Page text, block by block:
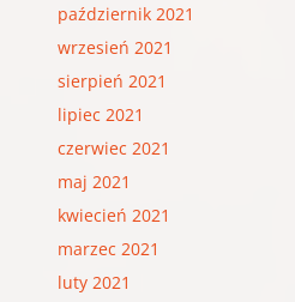
październik 2021
wrzesień 2021
sierpień 2021
lipiec 2021
czerwiec 2021
maj 2021
kwiecień 2021
marzec 2021
luty 2021